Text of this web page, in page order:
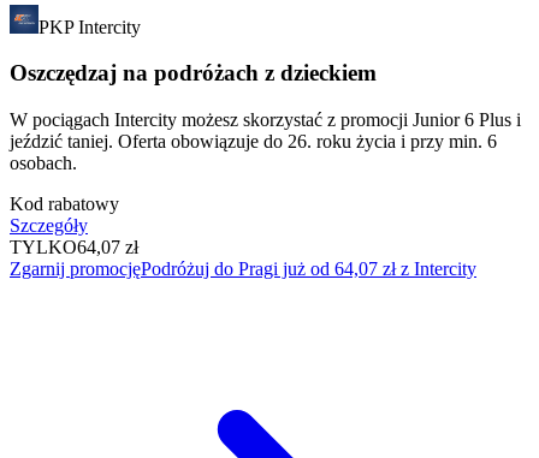
PKP Intercity
Oszczędzaj na podróżach z dzieckiem
W pociągach Intercity możesz skorzystać z promocji Junior 6 Plus i
jeździć taniej. Oferta obowiązuje do 26. roku życia i przy min. 6
osobach.
Kod rabatowy
Szczegóły
TYLKO64,07 zł
Zgarnij promocjęPodróżuj do Pragi już od 64,07 zł z Intercity